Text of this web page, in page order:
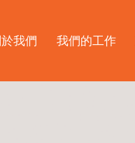
我們 我們的工作